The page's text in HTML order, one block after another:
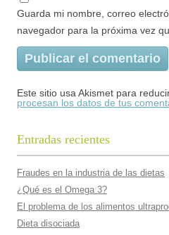
Guarda mi nombre, correo
navegador para la próxima vez
Este sitio usa Akismet para
procesan los datos de tus
Entradas recientes
Fraudes en la industria de las dietas
¿Qué es el Omega 3?
El problema de los alimentos
Dieta disociada